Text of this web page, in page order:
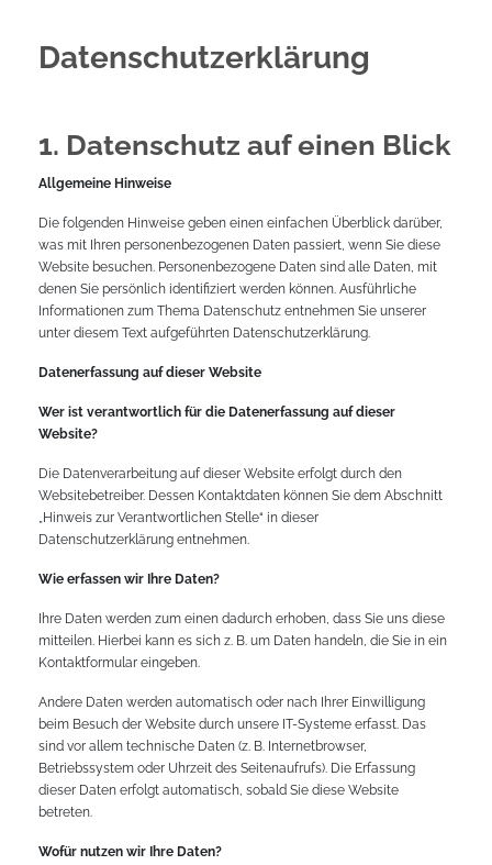
Datenschutz­erklärung
1. Datenschutz auf einen Blick
Allgemeine Hinweise
Die folgenden Hinweise geben einen einfachen Überblick darüber,
was mit Ihren personenbezogenen Daten passiert, wenn Sie diese
Website besuchen. Personenbezogene Daten sind alle Daten, mit
denen Sie persönlich identifiziert werden können. Ausführliche
Informationen zum Thema Datenschutz entnehmen Sie unserer
unter diesem Text aufgeführten Datenschutzerklärung.
Datenerfassung auf dieser Website
Wer ist verantwortlich für die Datenerfassung auf dieser
Website?
Die Datenverarbeitung auf dieser Website erfolgt durch den
Websitebetreiber. Dessen Kontaktdaten können Sie dem Abschnitt
„Hinweis zur Verantwortlichen Stelle“ in dieser
Datenschutzerklärung entnehmen.
Wie erfassen wir Ihre Daten?
Ihre Daten werden zum einen dadurch erhoben, dass Sie uns diese
mitteilen. Hierbei kann es sich z. B. um Daten handeln, die Sie in ein
Kontaktformular eingeben.
Andere Daten werden automatisch oder nach Ihrer Einwilligung
beim Besuch der Website durch unsere IT-Systeme erfasst. Das
sind vor allem technische Daten (z. B. Internetbrowser,
Betriebssystem oder Uhrzeit des Seitenaufrufs). Die Erfassung
dieser Daten erfolgt automatisch, sobald Sie diese Website
betreten.
Wofür nutzen wir Ihre Daten?